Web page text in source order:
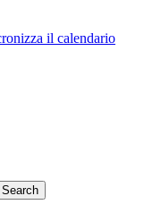
il calendario